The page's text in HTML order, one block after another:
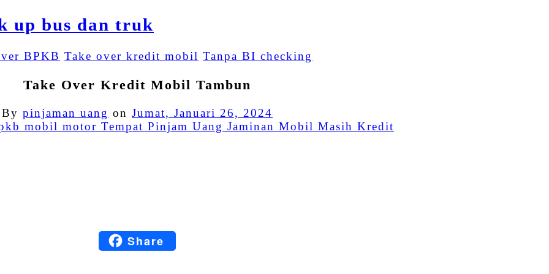
BPKB Take over kredit mobil Tanpa BI checking
Take Over Kredit Mobil Tambun
By pinjaman uang on Jumat, Januari 26, 2024
BloggerShare